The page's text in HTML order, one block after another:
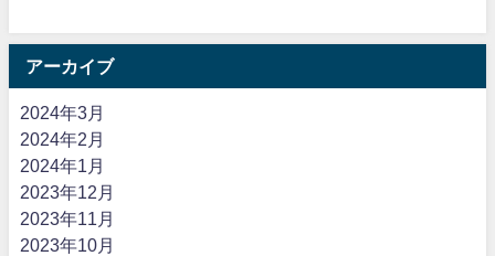
アーカイブ
2024年3月
2024年2月
2024年1月
2023年12月
2023年11月
2023年10月